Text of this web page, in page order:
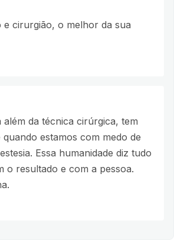
cirurgião, o melhor da sua
da técnica cirúrgica, tem
estamos com medo de
Essa humanidade diz tudo
resultado e com a pessoa.